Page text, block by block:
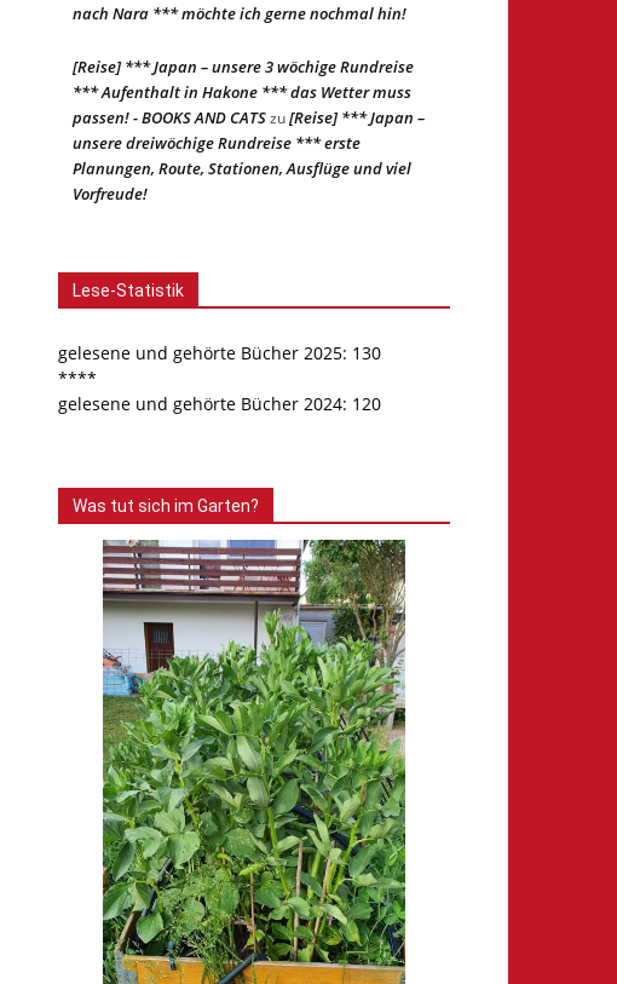
nach Nara *** möchte ich gerne nochmal hin!
[Reise] *** Japan – unsere 3 wöchige Rundreise
*** Aufenthalt in Hakone *** das Wetter muss
passen! - BOOKS AND CATSzu[Reise] *** Japan –
unsere dreiwöchige Rundreise *** erste
Planungen, Route, Stationen, Ausflüge und viel
Vorfreude!
Lese-Statistik
gelesene und gehörte Bücher 2025: 130
****
gelesene und gehörte Bücher 2024: 120
Was tut sich im Garten?